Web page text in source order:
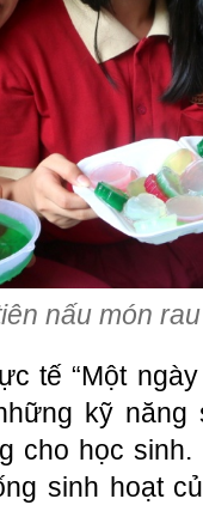
nấu món
tế “Một
kỹ
cho học
sinh hoạt